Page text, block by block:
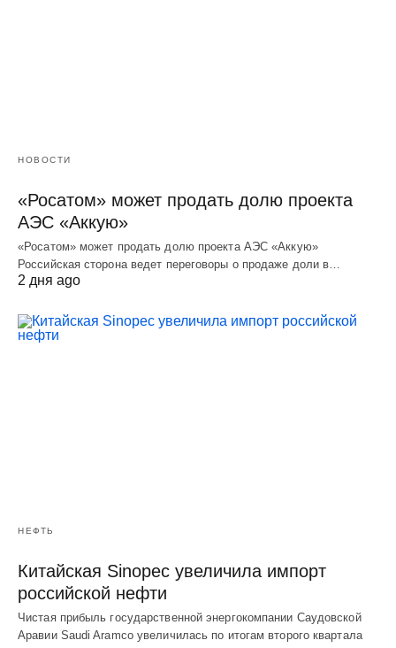
НОВОСТИ
«Росатом» может продать долю проекта
АЭС «Аккую»
«Росатом» может продать долю проекта АЭС «Аккую»
Российская сторона ведет переговоры о продаже доли в…
2 дня ago
НЕФТЬ
Китайская Sinopec увеличила импорт
российской нефти
Чистая прибыль государственной энергокомпании Саудовской
Аравии Saudi Aramco увеличилась по итогам второго квартала